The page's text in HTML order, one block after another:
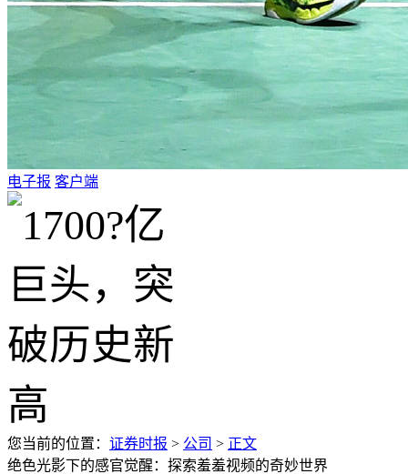
电子报 客户端
您当前的位置： 证券时报 > 公司 > 正文
绝色光影下的感官觉醒：探索羞羞视频的奇妙世界